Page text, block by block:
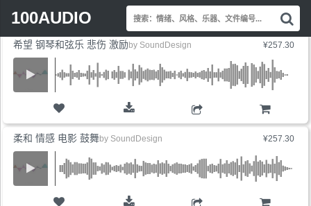
100AUDIO
Search
索
情
器
文
展开标签 价格最低
¥257.30
希望 钢琴和弦乐 悲伤 激励 by SoundDesign
¥257.30
柔和 情感 电影 鼓舞by SoundDesign